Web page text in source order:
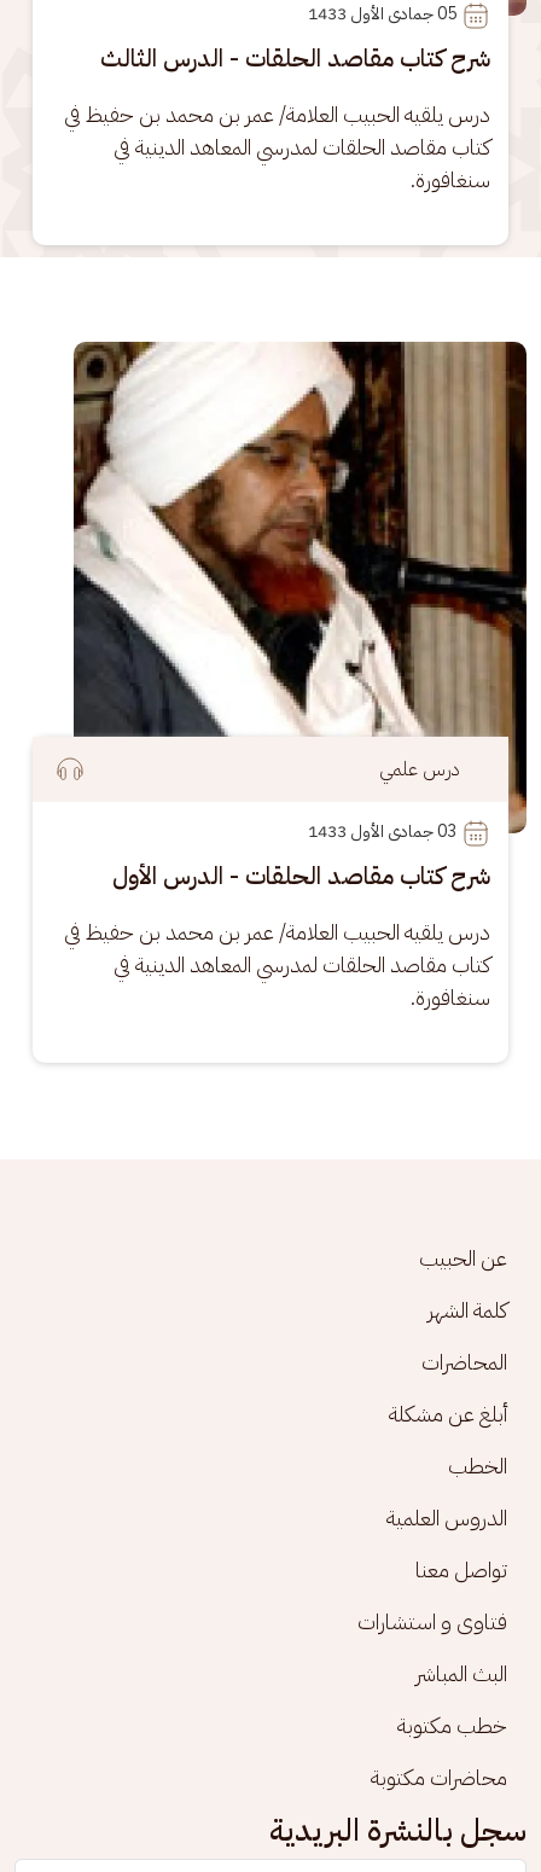
05
شرح كتاب مقاصد الحلقات - الدرس الثالث
درس يلقيه الحبيب العلامة/ عمر بن محمد بن حفيظ في
كتاب مقاصد الحلقات لمدرسي المعاهد الدينية في
سنغافورة.
الصورة
درس علمي
03
شرح كتاب مقاصد الحلقات - الدرس الأول
درس يلقيه الحبيب العلامة/ عمر بن محمد بن حفيظ في
كتاب مقاصد الحلقات لمدرسي المعاهد الدينية في
سنغافورة.
Footer menu
عن الحبيب
كلمة الشهر
المحاضرات
أبلغ عن مشكلة
الخطب
الدروس العلمية
تواصل معنا
فتاوى و استشارات
البث المباشر
خطب مكتوبة
محاضرات مكتوبة
سجل بالنشرة البريدية